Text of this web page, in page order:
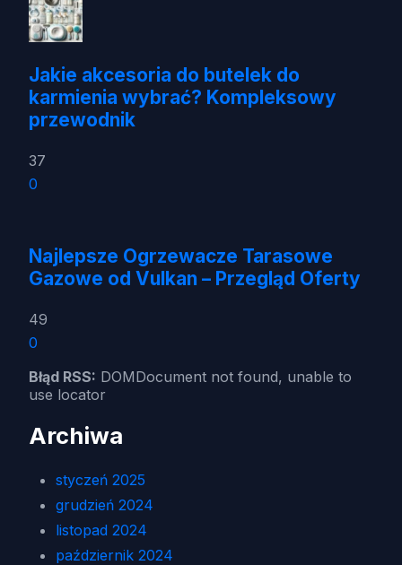
Jakie akcesoria do butelek do
karmienia wybrać? Kompleksowy
przewodnik
37
0
Najlepsze Ogrzewacze Tarasowe
Gazowe od Vulkan – Przegląd Oferty
49
0
Błąd RSS: DOMDocument not found, unable to
use locator
Archiwa
styczeń 2025
grudzień 2024
listopad 2024
październik 2024